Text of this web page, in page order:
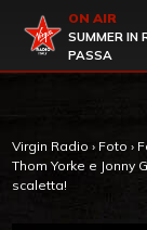
Virgin Radio
ON AIR
SUMMER IN
PASSA
Virgin Radio › Foto ›
Thom Yorke e Jonny
scaletta!